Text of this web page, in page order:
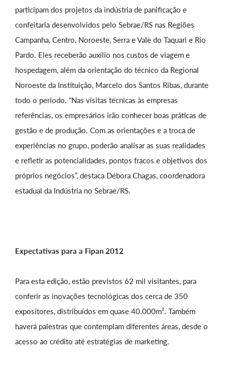
participam dos projetos da indústria de panificação e
confeitaria desenvolvidos pelo Sebrae/RS nas Regiões
Campanha, Centro, Noroeste, Serra e Vale do Taquari e Rio
Pardo. Eles receberão auxílio nos custos de viagem e
hospedagem, além da orientação do técnico da Regional
Noroeste da Instituição, Marcelo dos Santos Ribas, durante
todo o período. “Nas visitas técnicas às empresas
referências, os empresários irão conhecer boas práticas de
gestão e de produção. Com as orientações e a troca de
experiências no grupo, poderão analisar as suas realidades
e refletir as potencialidades, pontos fracos e objetivos dos
próprios negócios”, destaca Débora Chagas, coordenadora
estadual da Indústria no Sebrae/RS.
Expectativas para a Fipan 2012
Para esta edição, estão previstos 62 mil visitantes, para
conferir as inovações tecnológicas dos cerca de 350
expositores, distribuídos em quase 40.000m². Também
haverá palestras que contemplam diferentes áreas, desde o
acesso ao crédito até estratégias de marketing.